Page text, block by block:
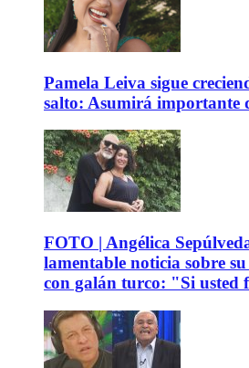
Pamela Leiva sigue
salto: Asumirá importante
FOTO | Angélica
lamentable noticia sobre
con galán turco: "Si usted